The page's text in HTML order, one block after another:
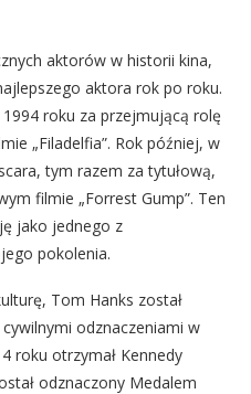
aktorów w historii kina,
aktora rok po roku.
roku za przejmującą rolę
„Filadelfia”. Rok później, w
tym razem za tytułową,
filmie „Forrest Gump”. Ten
jako jednego z
pokolenia.
Tom Hanks został
odznaczeniami w
roku otrzymał Kennedy
odznaczony Medalem